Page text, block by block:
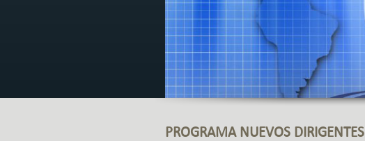
PROGRAMA NUEVOS DIRIGENTES